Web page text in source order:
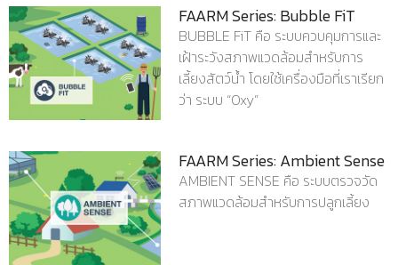
FAARM Series: Bubble FiT
BUBBLE FiT คือ ระบบควบคุมการและ
เฝ้าระวังสภาพแวดล้อมสำหรับการ
เลี้ยงสัตว์น้ำ โดยใช้เครื่องมือที่เราเรียก
ว่า ระบบ “Oxy”
FAARM Series: Ambient Sense
AMBIENT SENSE คือ ระบบตรวจวัด
สภาพแวดล้อมสำหรับการปลูกเลี้ยง